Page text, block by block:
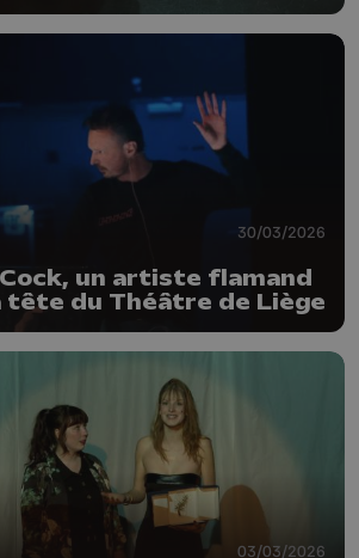
30/03/2026
un artiste flamand
tête du Théâtre de Liège
03/03/2026